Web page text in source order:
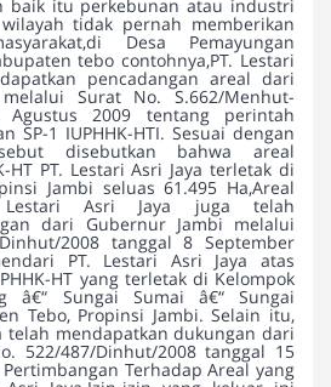
baik itu perkebunan atau industri
tidak pernah memberikan
Desa Pemayungan
tebo contohnya,PT. Lestari
pencadangan areal dari
Surat No. S.662/Menhut-
Agustus 2009 tentang perintah
SP-1 IUPHHK-HTI. Sesuai dengan
disebutkan bahwa areal
HT PT. Lestari Asri Jaya terletak di
Jambi seluas 61.495 Ha,Areal
Lestari Asri Jaya juga telah
dari Gubernur Jambi melalui
2008 tanggal 8 September
PT. Lestari Asri Jaya atas
HT yang terletak di Kelompok
â€“ Sungai Sumai â€“ Sungai
Tebo, Propinsi Jambi. Selain itu,
telah mendapatkan dukungan dari
522/487/Dinhut/2008 tanggal 15
Terhadap Areal yang